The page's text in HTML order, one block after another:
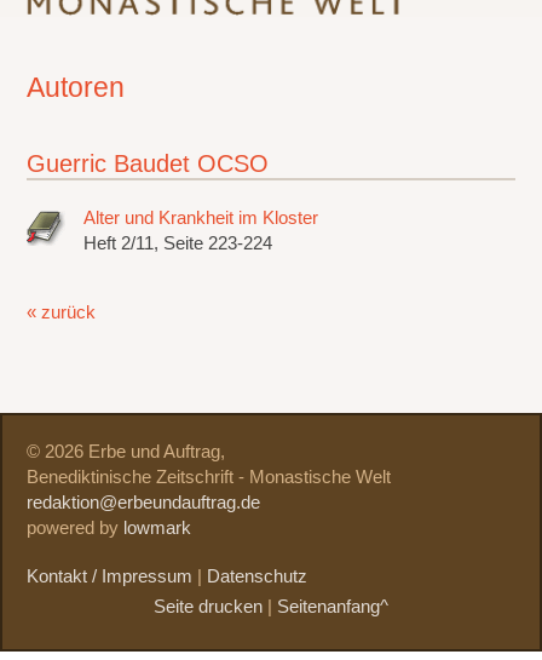
Autoren
Guerric Baudet OCSO
Alter und Krankheit im Kloster
Heft 2/11, Seite 223-224
« zurück
© 2026 Erbe und Auftrag,
Benediktinische Zeitschrift - Monastische Welt
redaktion@erbeundauftrag.de
powered by lowmark
Kontakt / Impressum
Datenschutz
Seite drucken
Seitenanfang^